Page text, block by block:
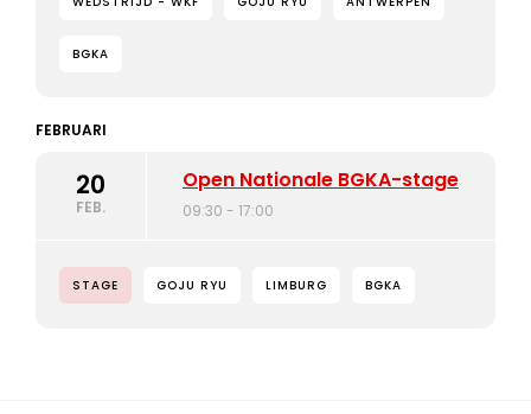
BGKA
FEBRUARI
20
FEB.
Open Nationale BGKA-stage
09:30 - 17:00
STAGE GOJU RYU LIMBURG BGKA